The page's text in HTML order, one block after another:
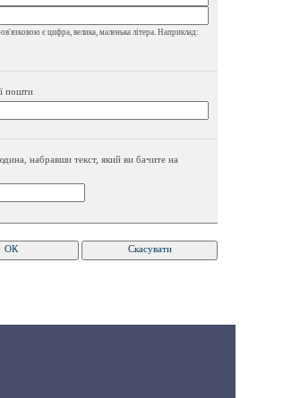
є цифра, велика, маленька літера. Наприклад:
пошти
набравши текст, який ви бачите на